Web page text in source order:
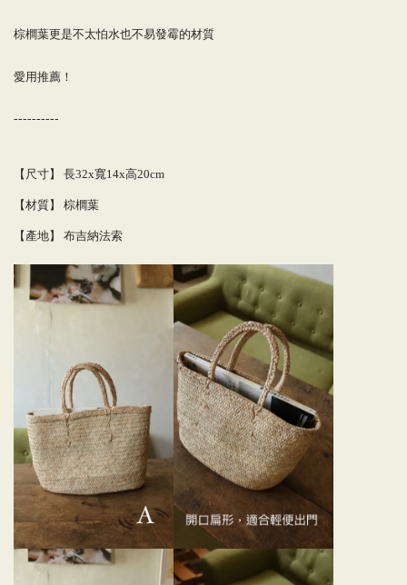
棕櫚葉更是不太怕水也不易發霉的材質
愛用推薦！
----------
【尺寸】 長32x寬14x高20cm
【材質】 棕櫚葉
【產地】 布吉納法索